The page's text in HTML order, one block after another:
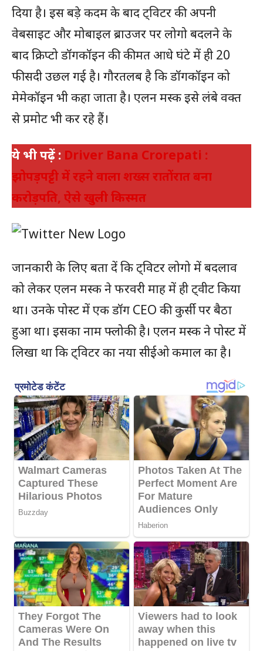
दिया है। इस बड़े कदम के बाद ट्विटर की अपनी
वेबसाइट और मोबाइल ब्राउजर पर लोगो बदलने के
बाद क्रिप्टो डॉगकॉइन की कीमत आधे घंटे में ही 20
फीसदी उछल गई है। गौरतलब है कि डॉगकॉइन को
मेमेकॉइन भी कहा जाता है। एलन मस्क इसे लंबे वक्त
से प्रमोट भी कर रहे हैं।
ये भी पढ़ें : Driver Bana Crorepati :
झोपड़पट्टी में रहने वाला शख्स रातोंरात बना
करोड़पति, ऐसे खुली किस्मत
जानकारी के लिए बता दें कि ट्विटर लोगो में बदलाव
को लेकर एलन मस्क ने फरवरी माह में ही ट्वीट किया
था। उनके पोस्ट में एक डॉग CEO की कुर्सी पर बैठा
हुआ था। इसका नाम फ्लोकी है। एलन मस्क ने पोस्ट में
लिखा था कि ट्विटर का नया सीईओ कमाल का है।